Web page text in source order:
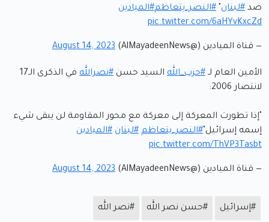
ضد #لبنان #النصر_يتعاظم#الميادين
pic.twitter.com/6aHYvKxcZd
— قناة الميادين (@AlMayadeenNews) August 14, 2023
الأمين العام لـ #حزب_الله السيد حسن #نصرالله
في الذكرى الـ17
لانتصار 2006:
"إذا تطورت المعركة إلى معركة مع محور المقاومة لن يبقى شيء
إسمه إسرائيل" #النصر_يتعاظم #لبنان #الميادين
pic.twitter.com/ThVP3Tasbt
— قناة الميادين (@AlMayadeenNews) August 14, 2023
#إسرائيل #حسن نصر الله #نصر الله